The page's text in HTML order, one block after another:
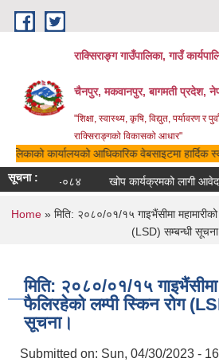
Skip to main content
राक्सिराङ्ग गाउँपालिका, गाउँ
चैनपुर, मकवानपुर, बागमती प्रदेश,
"शिक्षा, स्वास्थ्य, कृषि, विद्युत, पर्यावरण र
राक्सिराङ्गको विकासको आधार"
कार्यालयको आधिकारिक वेबसाइटमा
सूचना :
किताब २०८३-०८४ खोप कार्यक्रमको लागी
You are here
Home » मिति: २०८०/०१/१५ गाइभैंसीमा
(LSD) सम्बन्धी
मिति: २०८०/०१/१५ गाइभैंसीमा
फैलिरहेको लम्पी स्किन रोग
सूचना।
Submitted on: Sun, 04/30/2023 -